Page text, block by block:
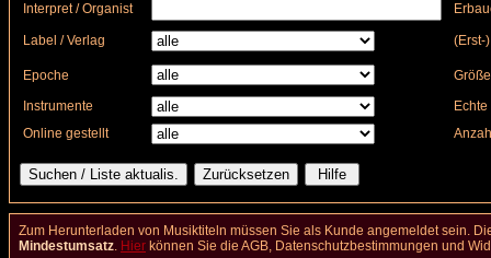
Interpret / Organist
Label / Verlag (Erst-
Epoche
Instrumente
Online gestellt
Zum Herunterladen von Musiktiteln müssen Sie als Kunde angemeldet sein.
Mindestumsatz. Hier können Sie die AGB, Datenschutzbestimmungen und